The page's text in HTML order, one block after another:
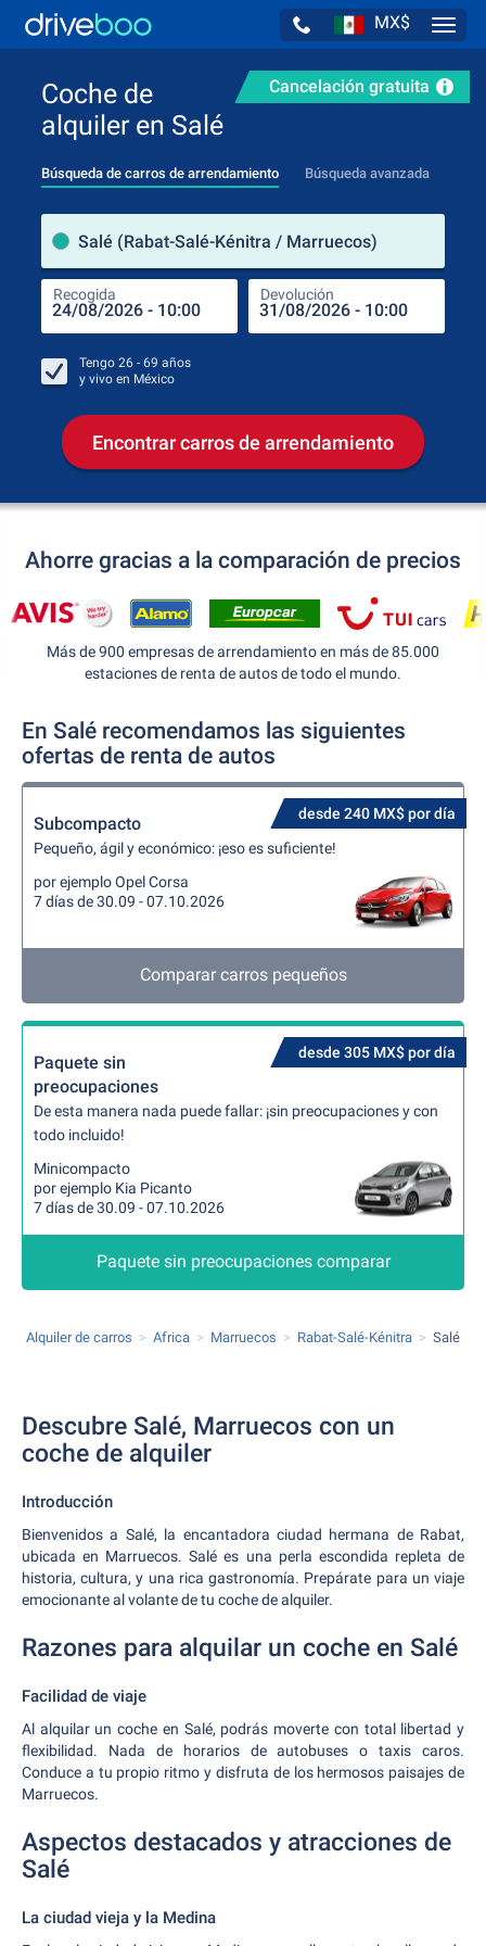
MX$
Cancelación gratuita
Coche de
alquiler en Salé
Búsqueda de carros de arrendamiento Búsqueda avanzada
Salé (Rabat-Salé-Kénitra / Marruecos)
Recogida Devolución
Tengo 26 - 69 años
y vivo en México
Encontrar carros de arrendamiento
Ahorre gracias a la comparación de precios
Más de 900 empresas de arrendamiento en más de 85.000
estaciones de renta de autos de todo el mundo.
En Salé recomendamos las siguientes
ofertas de renta de autos
desde 240 MX$ por día
Subcompacto
Pequeño, ágil y económico: ¡eso es suficiente!
por ejemplo Opel Corsa
7 días de 30.09 - 07.10.2026
Comparar carros pequeños
desde 305 MX$ por día
Paquete sin
preocupaciones
De esta manera nada puede fallar: ¡sin preocupaciones y con
todo incluido!
Minicompacto
por ejemplo Kia Picanto
7 días de 30.09 - 07.10.2026
Paquete sin preocupaciones comparar
Alquiler de carros Africa Marruecos Rabat-Salé-Kénitra Salé
Descubre Salé, Marruecos con un
coche de alquiler
Introducción
Bienvenidos a Salé, la encantadora ciudad hermana de Rabat,
ubicada en Marruecos. Salé es una perla escondida repleta de
historia, cultura, y una rica gastronomía. Prepárate para un viaje
emocionante al volante de tu coche de alquiler.
Razones para alquilar un coche en Salé
Facilidad de viaje
Al alquilar un coche en Salé, podrás moverte con total libertad y
flexibilidad. Nada de horarios de autobuses o taxis caros.
Conduce a tu propio ritmo y disfruta de los hermosos paisajes de
Marruecos.
Aspectos destacados y atracciones de
Salé
La ciudad vieja y la Medina